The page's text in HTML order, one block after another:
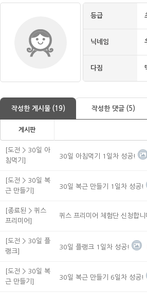
등급
닉네임
다짐
작성한 게시물 (19) 작성한 댓글 (5)
게시판
[도전 > 30일 아
침먹기]
30일 아침먹기 1일차 성공!
[도전 > 30일 복
근 만들기]
30일 복근 만들기 1일차 성공!
[종료된 > 퀴스
프리미어]
퀴스 프리미어 체험단 신청합니
[도전 > 30일 플
랭크]
30일 플랭크 1일차 성공!
[도전 > 30일 복
근 만들기]
30일 복근 만들기 6일차 성공!